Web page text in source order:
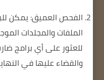
الفحص العميق: يمكن
الملفات والمجلدات
للعثور على أي برامج
والقضاء عليها في